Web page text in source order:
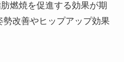
燃焼を促進する効果が期
改善やヒップアップ効果